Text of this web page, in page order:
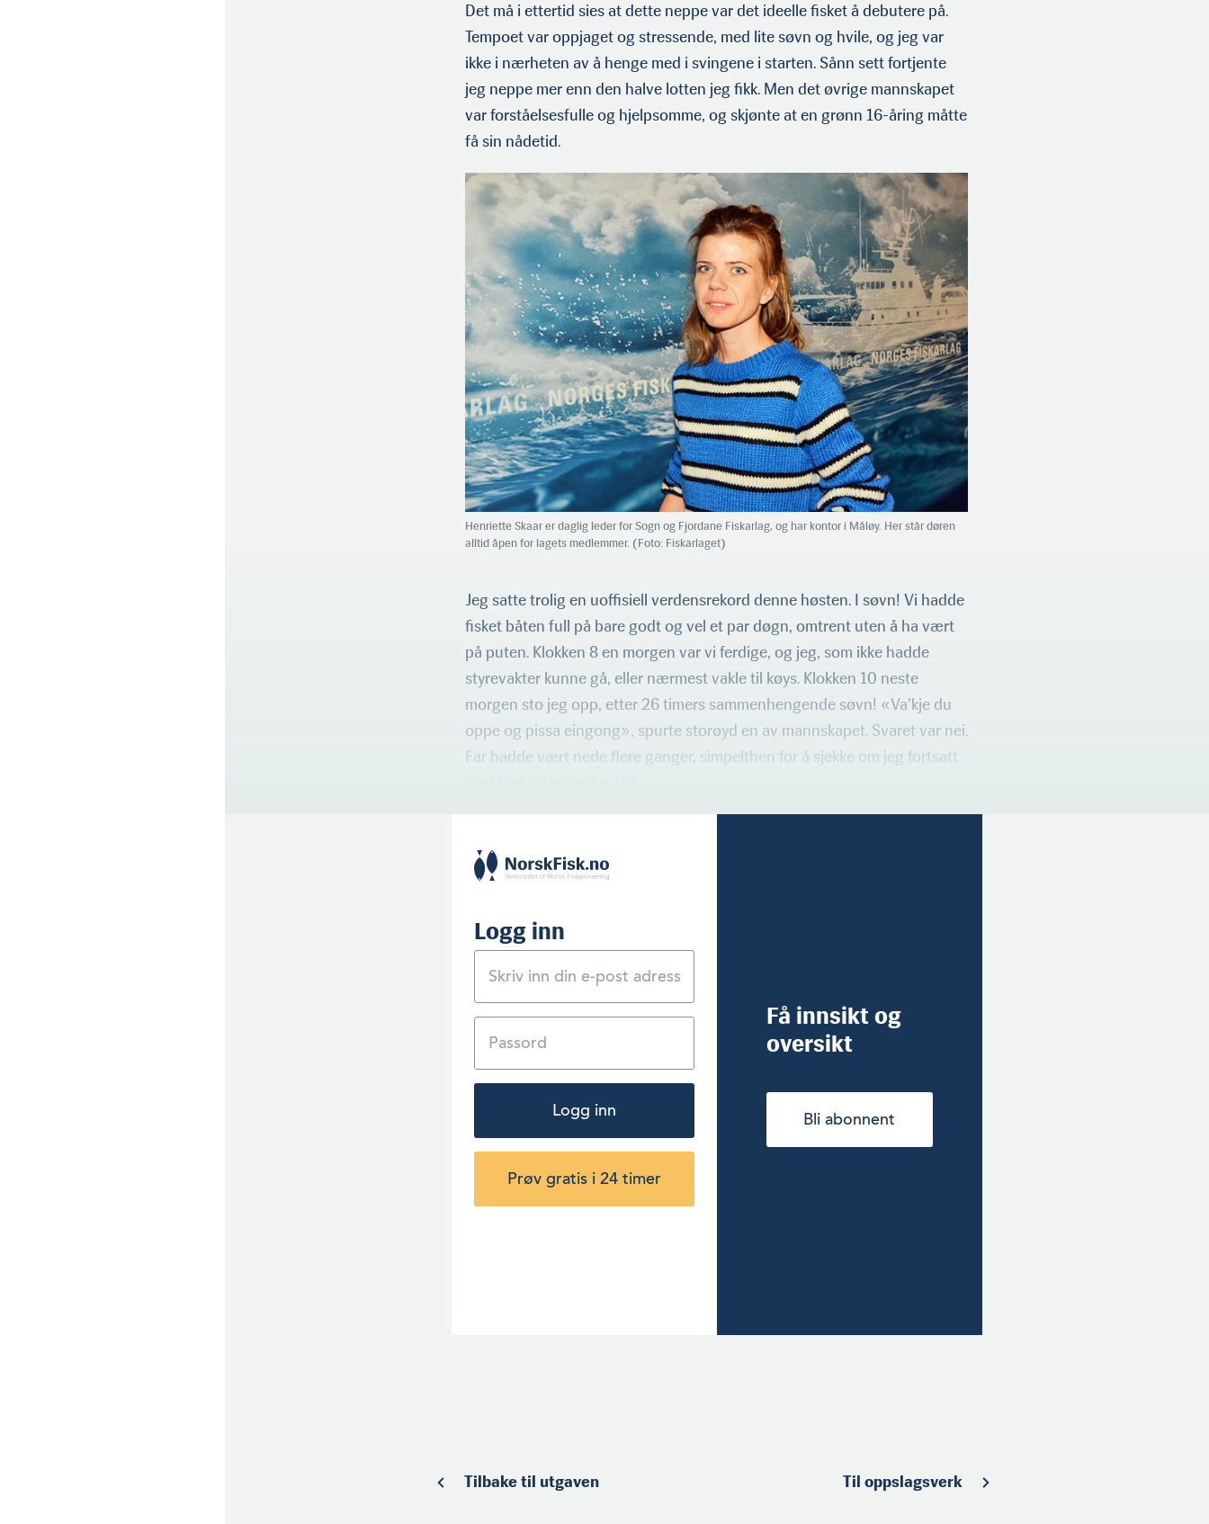
Det må i ettertid sies at dette neppe var det ideelle fisket å debutere på.
Tempoet var oppjaget og stressende, med lite søvn og hvile, og jeg var
ikke i nærheten av å henge med i svingene i starten. Sånn sett fortjente
jeg neppe mer enn den halve lotten jeg fikk. Men det øvrige mannskapet
var forståelsesfulle og hjelpsomme, og skjønte at en grønn 16-åring måtte
få sin nådetid.
Henriette Skaar er daglig leder for Sogn og Fjordane Fiskarlag, og har kontor i Måløy. Her står døren
alltid åpen for lagets medlemmer. (Foto: Fiskarlaget)
Jeg satte trolig en uoffisiell verdensrekord denne høsten. I søvn! Vi hadde
fisket båten full på bare godt og vel et par døgn, omtrent uten å ha vært
på puten. Klokken 8 en morgen var vi ferdige, og jeg, som ikke hadde
styrevakter kunne gå, eller nærmest vakle til køys. Klokken 10 neste
morgen sto jeg opp, etter 26 timers sammenhengende søvn! «Va’kje du
oppe og pissa eingong», spurte storøyd en av mannskapet. Svaret var nei.
Far hadde vært nede flere ganger, simpelthen for å sjekke om jeg fortsatt
Logg inn
Logg inn
Prøv gratis i 24 timer
Få innsikt og
oversikt
Bli abonnent
Tilbake til utgaven Til oppslagsverk